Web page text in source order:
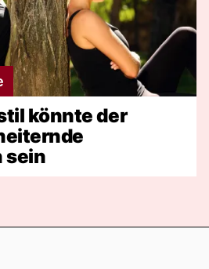
könnte der
sein